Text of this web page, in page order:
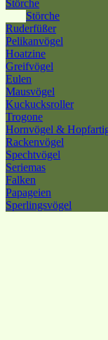
Störche
Störche
Ruderfüßer
Pelikanvögel
Hoatzine
Greifvögel
Eulen
Mausvögel
Kuckucksroller
Trogone
Hornvögel &
Rackenvögel
Spechtvögel
Seriemas
Falken
Papageien
Sperlingsvögel